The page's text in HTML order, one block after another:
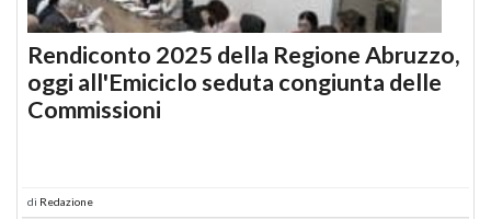
Rendiconto 2025 della Regione Abruzzo,
oggi all'Emiciclo seduta congiunta delle
Commissioni
di Redazione